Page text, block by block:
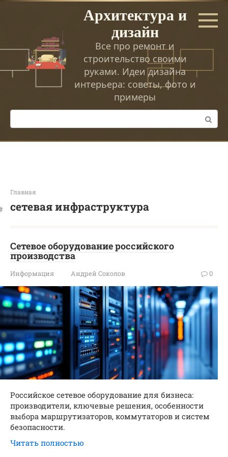
Перейти
Архитектура и
дизайн
Все про ремонт и
строительство своими
руками. Идеи дизайна
интерьера: советы, фото и
примеры
Поиск:
Главная
сетевая инфраструктура
Сетевое оборудование российского
производства
Информация Андрей Соколов 0
Российское сетевое оборудование для бизнеса:
производители, ключевые решения, особенности
выбора маршрутизаторов, коммутаторов и систем
безопасности.
Читать полностью